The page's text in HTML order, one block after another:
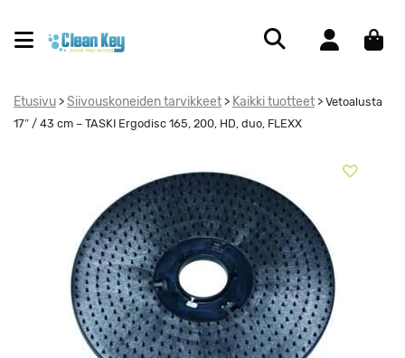
Etusivu > Siivouskoneiden tarvikkeet > Kaikki tuotteet > Vetoalusta
17″ / 43 cm – TASKI Ergodisc 165, 200, HD, duo, FLEXX